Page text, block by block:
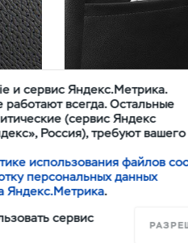
от
передач и рукоятку
и сервис Яндекс.Метрика.
всегда. Остальные
(сервис Яндекс
Россия), требуют вашего
использования файлов
персональных данных
Яндекс.Метрика.
сервис